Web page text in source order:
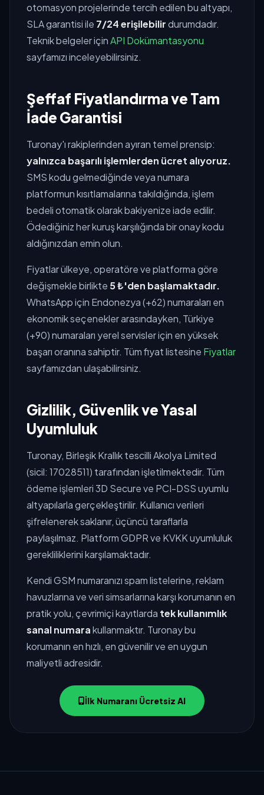
otomasyon projelerinde tercih edilen bu altyapı,
SLA garantisi ile 7/24 erişilebilirdurumdadır.
Teknik belgeler içinAPI Dokümantasyonu
sayfamızı inceleyebilirsiniz.
Şeffaf Fiyatlandırma ve Tam
İade Garantisi
Turonay'ı rakiplerinden ayıran temel prensip:
yalnızca başarılı işlemlerden ücret alıyoruz.
SMS kodu gelmediğinde veya numara
platformun kısıtlamalarına takıldığında, işlem
bedeli otomatik olarak bakiyenize iade edilir.
Ödediğiniz her kuruş karşılığında bir onay kodu
aldığınızdan emin olun.
Fiyatlar ülkeye, operatöre ve platforma göre
değişmekle birlikte 5 ₺'den başlamaktadır.
WhatsApp için Endonezya (+62) numaraları en
ekonomik seçenekler arasındayken, Türkiye
(+90) numaraları yerel servisler için en yüksek
başarı oranına sahiptir. Tüm fiyat listesine Fiyatlar
sayfamızdan ulaşabilirsiniz.
Gizlilik, Güvenlik ve Yasal
Uyumluluk
Turonay, Birleşik Krallık tescilli Akolya Limited
(sicil: 17028511) tarafından işletilmektedir. Tüm
ödeme işlemleri 3D Secure ve PCI-DSS uyumlu
altyapılarla gerçekleştirilir. Kullanıcı verileri
şifrelenerek saklanır, üçüncü taraflarla
paylaşılmaz. Platform GDPR ve KVKK uyumluluk
gerekliliklerini karşılamaktadır.
Kendi GSM numaranızı spam listelerine, reklam
havuzlarına ve veri simsarlarına karşı korumanın en
pratik yolu, çevrimiçi kayıtlarda tek kullanımlık
sanal numarakullanmaktır. Turonay bu
korumanın en hızlı, en güvenilir ve en uygun
maliyetli adresidir.
İlk Numaranı Ücretsiz Al